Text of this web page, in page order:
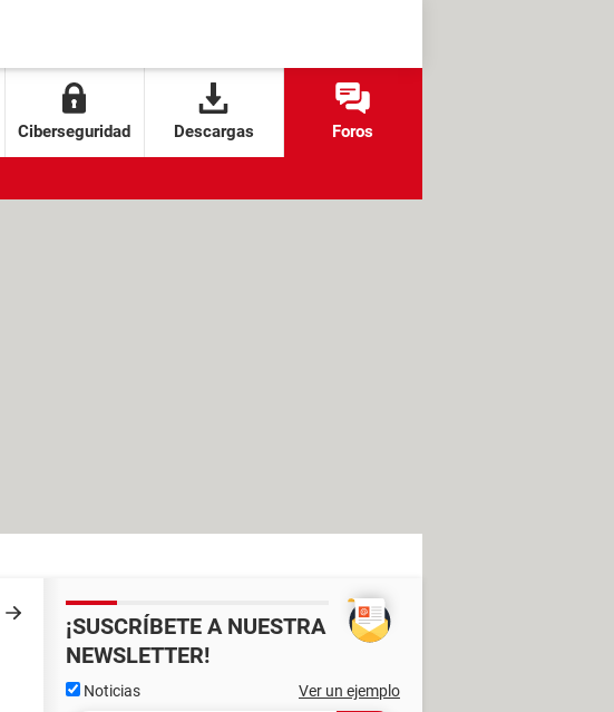
Ciberseguridad Descargas Foros
¡SUSCRÍBETE A NUESTRA
NEWSLETTER!
Noticias Ver un ejemplo